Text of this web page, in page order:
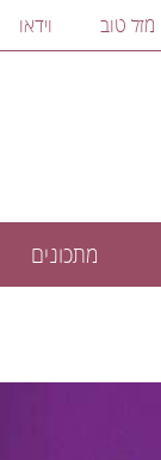
מזל טוב וידאו
מתכונים